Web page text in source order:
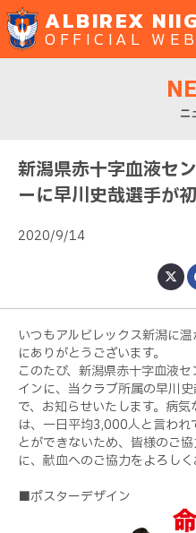
ALBIREX
OFFICIAL
ニ
新潟県赤十字血液セ
ーに早川史哉選手が
2020/9/14
いつもアルビレックス新潟に
にありがとうございます。
このたび、新潟県赤十字血液
インに、当クラブ所属の早川
で、お知らせいたします。病
は、一日平均3,000人と言われ
とができないため、皆様のご
に、献血へのご協力をよろしく
■ポスターデザイン